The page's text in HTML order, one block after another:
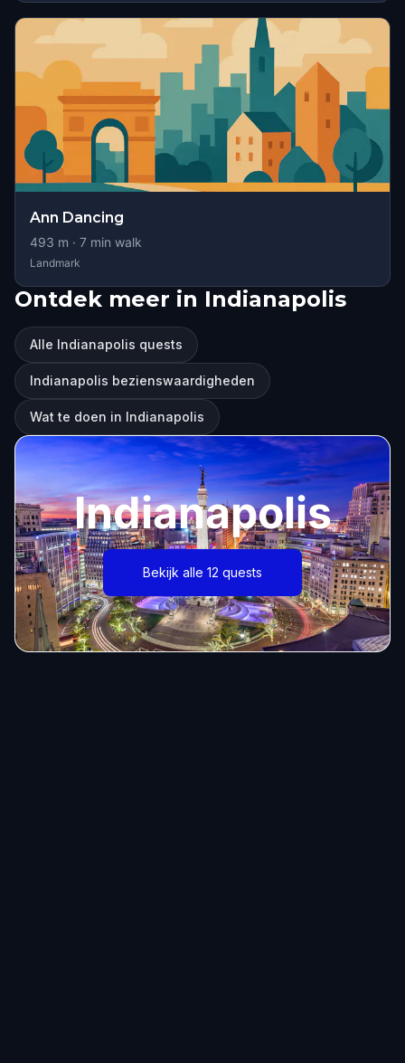
Ann Dancing
493 m · 7 min walk
Landmark
Ontdek meer in Indianapolis
Alle Indianapolis quests
Indianapolis bezienswaardigheden
Wat te doen in Indianapolis
Indianapolis
Bekijk alle 12 quests